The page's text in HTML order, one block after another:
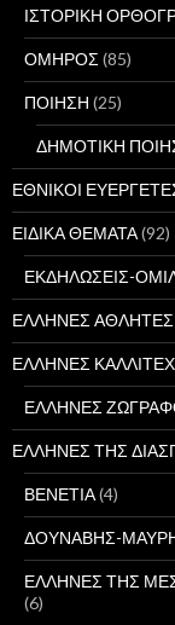
ΙΣΤΟΡΙΚΗ
ΟΜΗΡΟΣ (85)
ΠΟΙΗΣΗ (25)
ΔΗΜΟΤΙΚΗ
ΕΘΝΙΚΟΙ
ΕΙΔΙΚΑ ΘΕΜΑΤΑ(92)
ΕΚΔΗΛΩΣΕΙΣ-
ΕΛΛΗΝΕΣ ΑΘΛΗΤΕΣ
ΕΛΛΗΝΕΣ
ΕΛΛΗΝΕΣ
ΕΛΛΗΝΕΣ ΤΗΣ
ΒΕΝΕΤΙΑ(4)
ΔΟΥΝΑΒΗΣ-
ΕΛΛΗΝΕΣ ΤΗΣ
(6)